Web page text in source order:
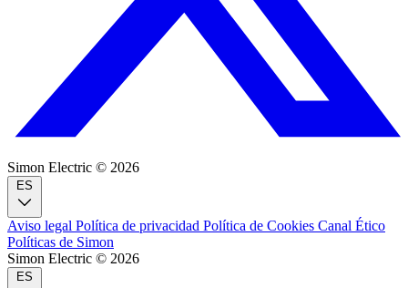
Simon Electric © 2026
Aviso legal Política de privacidad Política de Cookies Canal Ético
Políticas de Simon
Simon Electric © 2026